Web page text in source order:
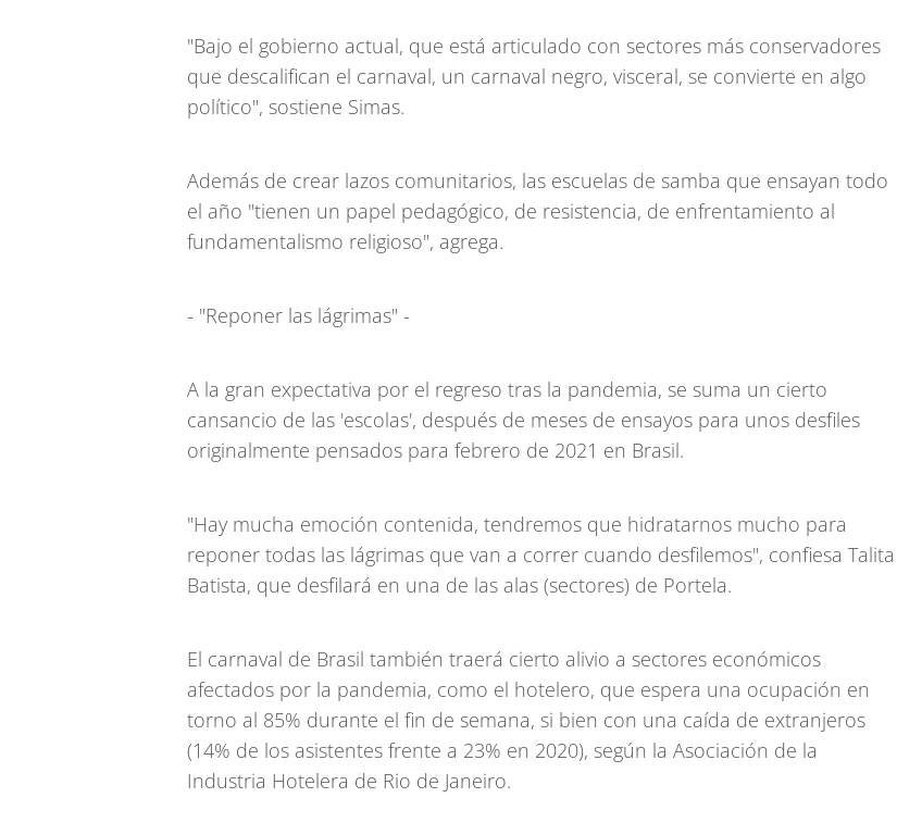
"Bajo el gobierno actual, que está articulado con sectores más conservadores
que descalifican el carnaval, un carnaval negro, visceral, se convierte en algo
político", sostiene Simas.
Además de crear lazos comunitarios, las escuelas de samba que ensayan todo
el año "tienen un papel pedagógico, de resistencia, de enfrentamiento al
fundamentalismo religioso", agrega.
- "Reponer las lágrimas" -
A la gran expectativa por el regreso tras la pandemia, se suma un cierto
cansancio de las 'escolas', después de meses de ensayos para unos desfiles
originalmente pensados para febrero de 2021 en Brasil.
"Hay mucha emoción contenida, tendremos que hidratarnos mucho para
reponer todas las lágrimas que van a correr cuando desfilemos", confiesa Talita
Batista, que desfilará en una de las alas (sectores) de Portela.
El carnaval de Brasil también traerá cierto alivio a sectores económicos
afectados por la pandemia, como el hotelero, que espera una ocupación en
torno al 85% durante el fin de semana, si bien con una caída de extranjeros
(14% de los asistentes frente a 23% en 2020), según la Asociación de la
Industria Hotelera de Rio de Janeiro.